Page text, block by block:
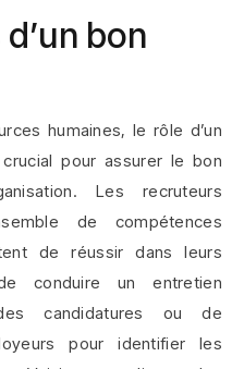
bon
humaines, le rôle d’un
pour assurer le bon
Les recruteurs
de compétences
de réussir dans leurs
conduire un entretien
des candidatures ou de
pour identifier les